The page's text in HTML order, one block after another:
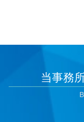
当事務